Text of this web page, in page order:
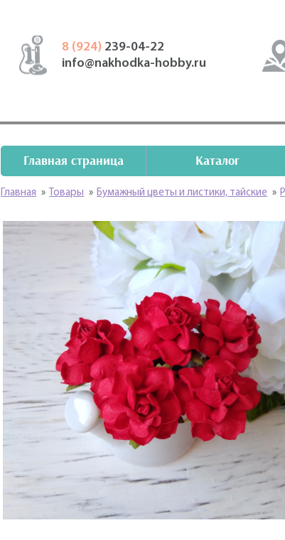
8 (924) 239-04-22
info@nakhodka-hobby.ru
Главная страница Каталог
Главная » Товары » Бумажный цветы и листики, тайские »